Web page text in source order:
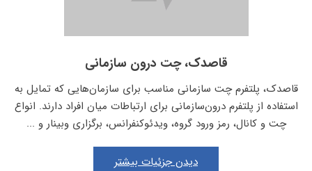
قاصدک، چت درون سازمانی
قاصدک، پلتفرم چت سازمانی مناسب برای سازمان‌هایی که تمایل به
استفاده از پلتفرم درون‌سازمانی برای ارتباطات میان افراد دارند. انواع
چت و کانال، رمز ورود گروه، ویدئوکنفرانس، برگزاری وبینار و ...
دیدن جزئیات بیشتر